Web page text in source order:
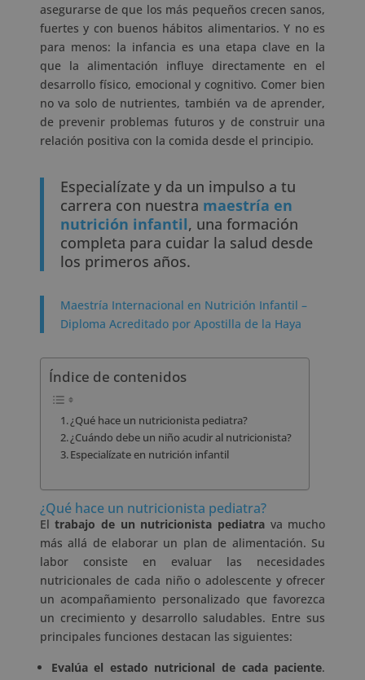
asegurarse de que los más pequeños crecen sanos,
fuertes y con buenos hábitos alimentarios. Y no es
para menos: la infancia es una etapa clave en la
que la alimentación influye directamente en el
desarrollo físico, emocional y cognitivo. Comer bien
no va solo de nutrientes, también va de aprender,
de prevenir problemas futuros y de construir una
relación positiva con la comida desde el principio.
Especialízate y da un impulso a tu
carrera con nuestra maestría en
nutrición infantil, una formación
completa para cuidar la salud desde
los primeros años.
Maestría Internacional en Nutrición Infantil –
Diploma Acreditado por Apostilla de la Haya
Índice de contenidos
¿Qué hace un nutricionista pediatra?
¿Cuándo debe un niño acudir al nutricionista?
Especialízate en nutrición infantil
¿Qué hace un nutricionista pediatra?
Eltrabajo de un nutricionista pediatra va mucho
más allá de elaborar un plan de alimentación. Su
labor consiste en evaluar las necesidades
nutricionales de cada niño o adolescente y ofrecer
un acompañamiento personalizado que favorezca
un crecimiento y desarrollo saludables. Entre sus
principales funciones destacan las siguientes:
Evalúa el estado nutricional de cada paciente.